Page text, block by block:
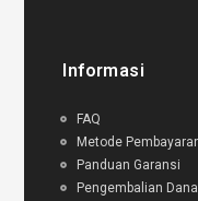
Informasi
FAQ
Metode
Panduan Garansi
Pengembalian Dana